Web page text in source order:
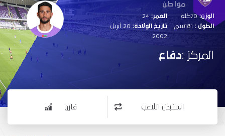
مواطن
الوزن:70كلغ
الطول :
العمر:
تاريخ الولادة:
20 أبريل
2002
المركز :دفاع
استبدل اللاعب قارن